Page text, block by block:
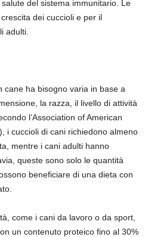
del sistema immunitario. Le
dei cuccioli e per il
adulti.
cane ha bisogno varia in base a
la razza, il livello di attività
l’Association of American
i cuccioli di cani richiedono almeno
mentre i cani adulti hanno
queste sono solo le quantità
beneficiare di una dieta con
come i cani da lavoro o da sport,
un contenuto proteico fino al 30%